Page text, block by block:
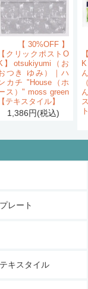
【30%OFF】
【クリックポストO
】otsukiyumi（お
つき ゆみ）｜ハ
カチ "House（ホ
ス）" moss green
【テキスタイル】
1,386円(税込)
レート
キスタイル